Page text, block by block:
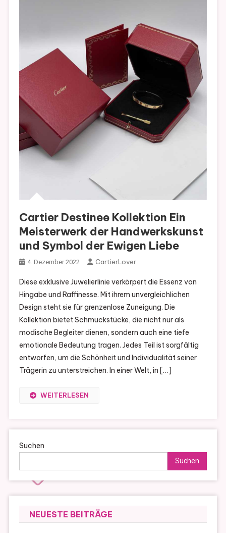
Cartier Destinee Kollektion Ein
Meisterwerk der Handwerkskunst
und Symbol der Ewigen Liebe
4. Dezember 2022 CartierLover
Diese exklusive Juwelierlinie verkörpert die Essenz von
Hingabe und Raffinesse. Mit ihrem unvergleichlichen
Design steht sie für grenzenlose Zuneigung. Die
Kollektion bietet Schmuckstücke, die nicht nur als
modische Begleiter dienen, sondern auch eine tiefe
emotionale Bedeutung tragen. Jedes Teil ist sorgfältig
entworfen, um die Schönheit und Individualität seiner
Trägerin zu unterstreichen. In einer Welt, in […]
WEITERLESEN
Suchen
Suchen
NEUESTE BEITRÄGE